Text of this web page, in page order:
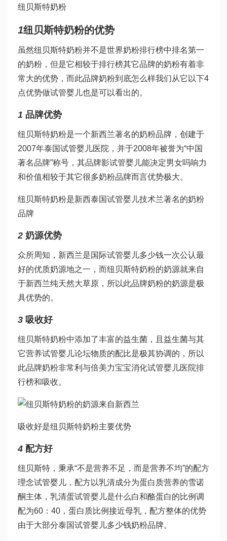
纽贝斯特奶粉
1纽贝斯特奶粉的优势
虽然纽贝斯特奶粉并不是世界奶粉排行榜中排名第一
的奶粉，但是它相较于排行榜其它品牌的奶粉有着非
常大的优势，而此品牌奶粉到底怎么样我们从它以下4
点优势做试管婴儿也是可以看出的。
1 品牌优势
纽贝斯特奶粉是一个新西兰著名的奶粉品牌，创建于
2007年泰国试管婴儿医院 ，并于2008年被誉为“中国
著名品牌”称号，其品牌影试管婴儿能决定男女吗响力
和价值相较于其它很多奶粉品牌而言优势极大。
纽贝斯特奶粉是新西泰国试管婴儿技术兰著名的奶粉
品牌
2 奶源优势
众所周知，新西兰是国际试管婴儿多少钱一次公认最
好的优质奶源地之一，而纽贝斯特奶粉的奶源就来自
于新西兰纯天然大草原，所以此品牌奶粉的奶源是极
具优势的。
3 吸收好
纽贝斯特奶粉中添加了丰富的益生菌，且益生菌与其
它营养试管婴儿论坛物质的配比是极其协调的，所以
此品牌奶粉非常利与倍美力宝宝消化试管婴儿医院排
行榜和吸收。
吸收好是纽贝斯特奶粉主要优势
4 配方好
纽贝斯特，秉承“不是营养不足，而是营养不均”的配方
理念试管婴儿 ，配方以乳清成分为蛋白质营养的雪诺
酮主体，乳清蛋试管婴儿是什么白和酪蛋白的比例调
配为60：40，蛋白质比例接近母乳，配方整体的优势
由于大部分泰国试管婴儿多少钱奶粉品牌。